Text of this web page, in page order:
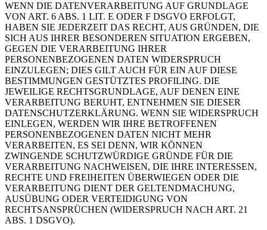
WENN DIE DATENVERARBEITUNG AUF GRUNDLAGE
VON ART. 6 ABS. 1 LIT. E ODER F DSGVO ERFOLGT,
HABEN SIE JEDERZEIT DAS RECHT, AUS GRÜNDEN, DIE
SICH AUS IHRER BESONDEREN SITUATION ERGEBEN,
GEGEN DIE VERARBEITUNG IHRER
PERSONENBEZOGENEN DATEN WIDERSPRUCH
EINZULEGEN; DIES GILT AUCH FÜR EIN AUF DIESE
BESTIMMUNGEN GESTÜTZTES PROFILING. DIE
JEWEILIGE RECHTSGRUNDLAGE, AUF DENEN EINE
VERARBEITUNG BERUHT, ENTNEHMEN SIE DIESER
DATENSCHUTZERKLÄRUNG. WENN SIE WIDERSPRUCH
EINLEGEN, WERDEN WIR IHRE BETROFFENEN
PERSONENBEZOGENEN DATEN NICHT MEHR
VERARBEITEN, ES SEI DENN, WIR KÖNNEN
ZWINGENDE SCHUTZWÜRDIGE GRÜNDE FÜR DIE
VERARBEITUNG NACHWEISEN, DIE IHRE INTERESSEN,
RECHTE UND FREIHEITEN ÜBERWIEGEN ODER DIE
VERARBEITUNG DIENT DER GELTENDMACHUNG,
AUSÜBUNG ODER VERTEIDIGUNG VON
RECHTSANSPRÜCHEN (WIDERSPRUCH NACH ART. 21
ABS. 1 DSGVO).